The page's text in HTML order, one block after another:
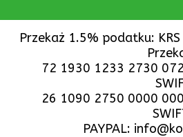
Przekaż 1.5% podatku:
72 1930 1233 2730
26 1090 2750 0000
PAYPAL: